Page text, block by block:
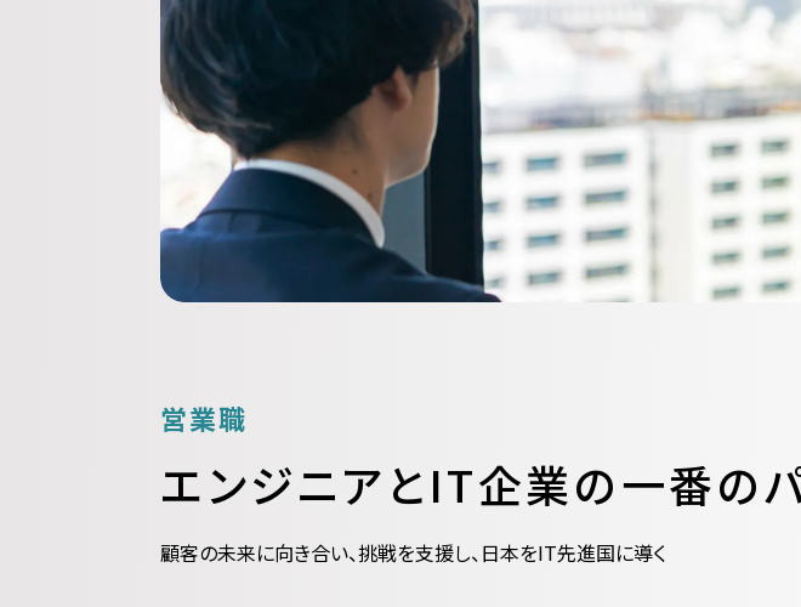
営業職
エンジニアとIT企業の一番の
顧客の未来に向き合い、挑戦を支援し、日本をIT先進国に導く